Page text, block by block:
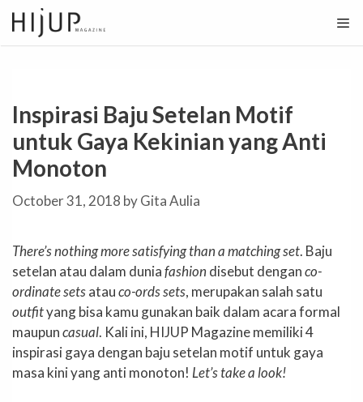
Skip
to
content
Inspirasi Baju Setelan Motif
untuk Gaya Kekinian yang Anti
Monoton
October 31, 2018 byGita Aulia
There’s nothing more satisfying than a matching set. Baju
setelan atau dalam duniafashion disebut denganco-
ordinate setsatauco-ords sets, merupakan salah satu
outfityang bisa kamu gunakan baik dalam acara formal
maupuncasual. Kali ini, HIJUP Magazine memiliki 4
inspirasi gaya dengan baju setelan motif untuk gaya
masa kini yang anti monoton! Let’s take a look!